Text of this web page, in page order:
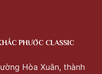
PHƯỚC CLASSIC
Hòa Xuân, thành